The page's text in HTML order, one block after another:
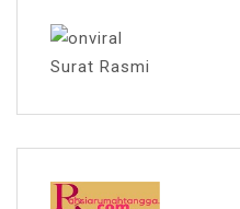
Surat Rasmi